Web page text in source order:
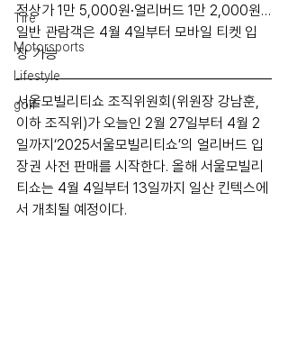
Tire
Motorsports
Lifestyle
golf
정상가 1만 5,000원∙얼리버드 1만 2,000원…
일반 관람객은 4월 4일부터 모바일 티켓 입
장 가능
서울모빌리티쇼 조직위원회(위원장 강남훈,
이하 조직위)가 오늘인 2월 27일부터 4월 2
일까지‘2025서울모빌리티쇼’의 얼리버드 입
장권 사전 판매를 시작한다. 올해 서울모빌리
티쇼는 4월 4일부터 13일까지 일산 킨텍스에
서 개최될 예정이다.